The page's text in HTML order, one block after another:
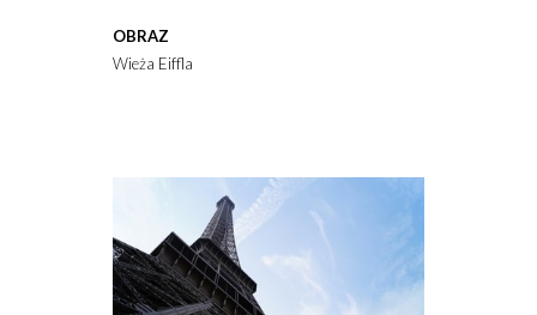
OBRAZ
Wieża Eiffla